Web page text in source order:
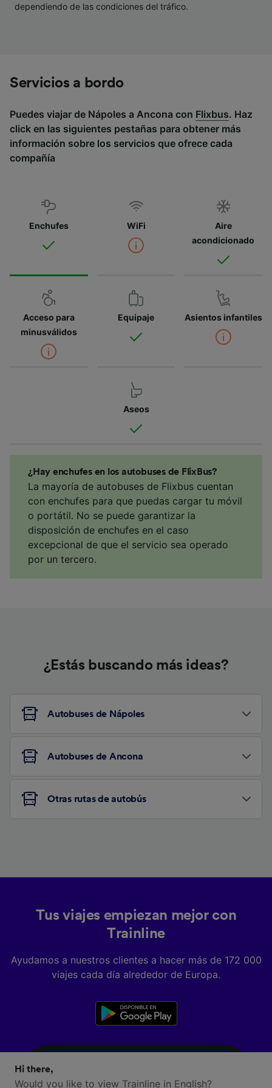
dependiendo de las condiciones del tráfico.
Servicios a bordo
Puedes viajar de Nápoles a Ancona con Flixbus. Haz
click en las siguientes pestañas para obtener más
información sobre los servicios que ofrece cada
compañía
Enchufes WiFi
Aire
acondicionado
Acceso para
minusválidos
Equipaje Asientos infantiles
Aseos
¿Hay enchufes en los autobuses de FlixBus?
La mayoría de autobuses de Flixbus cuentan
con enchufes para que puedas cargar tu móvil
o portátil. No se puede garantizar la
disposición de enchufes en el caso
excepcional de que el servicio sea operado
por un tercero.
¿Estás buscando más ideas?
Autobuses de Nápoles
Autobuses de Ancona
Otras rutas de autobús
Tus viajes empiezan mejor con
Trainline
Ayudamos a nuestros clientes a hacer más de 172 000
viajes cada día alrededor de Europa.
Hi there,
Would you like to view Trainline in English?